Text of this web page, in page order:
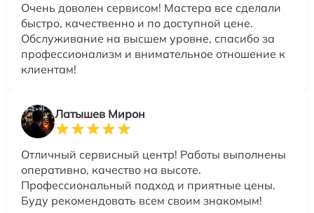
Очень доволен сервисом! Мастера все сделали
быстро, качественно и по доступной цене.
Обслуживание на высшем уровне, спасибо за
профессионализм и внимательное отношение к
клиентам!
Латышев Мирон
Отличный сервисный центр! Работы выполнены
оперативно, качество на высоте.
Профессиональный подход и приятные цены.
Буду рекомендовать всем своим знакомым!